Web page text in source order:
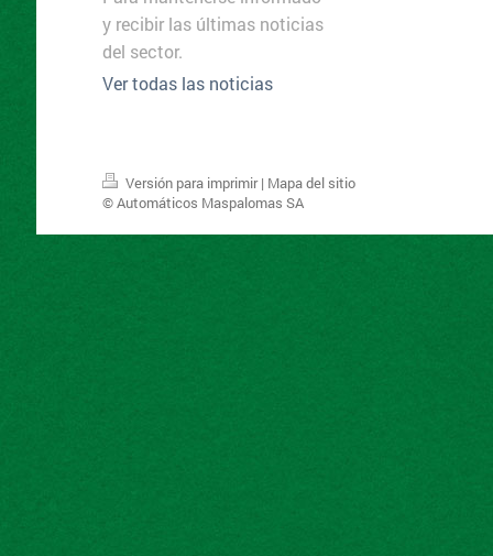
y recibir las últimas noticias
del sector.
Ver todas las noticias
Versión para imprimir| Mapa del sitio
© Automáticos Maspalomas SA